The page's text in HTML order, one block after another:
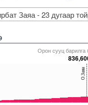
Заяа - 23 дугаар
Орон сууц барилга
О.Заяа